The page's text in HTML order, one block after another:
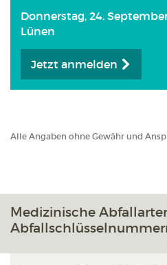
Donnerstag, 24.
Lünen
Jetzt anmelden
Alle Angaben ohne Gewähr und
Medizinische